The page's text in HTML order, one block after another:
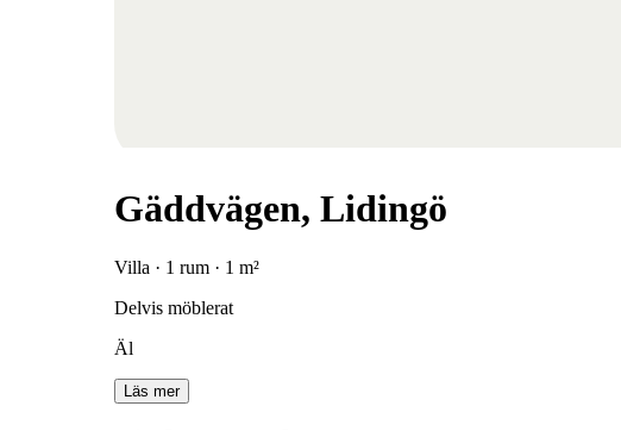
Gäddvägen, Lidingö
Villa · 1 rum · 1 m²
Delvis möblerat
Äl
Läs mer